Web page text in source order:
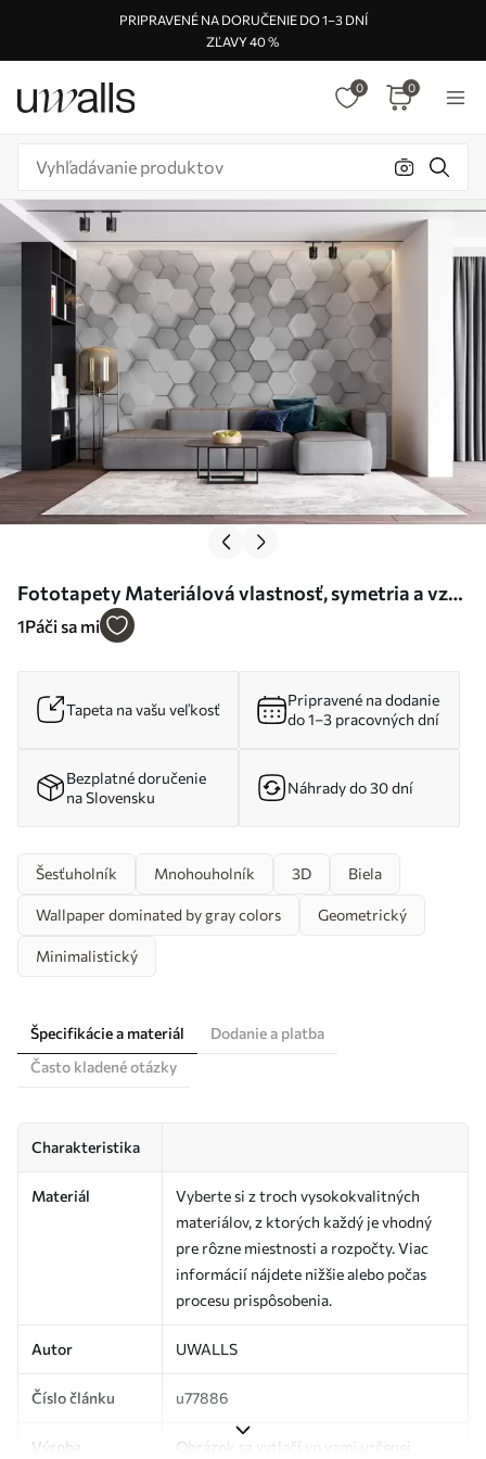
PRIPRAVENÉ NA DORUČENIE DO 1–3 DNÍ
ZĽAVY 40 %
0 0
Fototapety Materiálová vlastnosť, symetria a vzor
Nr. u77886
1Páči sa mi
Tapeta na vašu veľkosť
Pripravené na dodanie
do 1–3 pracovných dní
Bezplatné doručenie
na Slovensku
Náhrady do 30 dní
Šesťuholník Mnohouholník 3D Biela
Wallpaper dominated by gray colors Geometrický
Minimalistický
Špecifikácie a materiál
Dodanie a platba
Často kladené otázky
Charakteristika
Materiál
Vyberte si z troch vysokokvalitných
materiálov, z ktorých každý je vhodný
pre rôzne miestnosti a rozpočty. Viac
informácií nájdete nižšie alebo počas
procesu prispôsobenia.
Autor UWALLS
Číslo článku u77886
Výroba
Obrázok sa vytlačí vo vami určenej